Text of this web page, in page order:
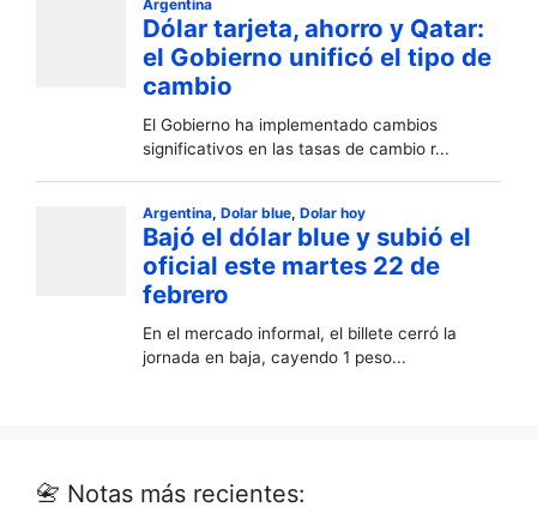
📇 Notas más recientes: